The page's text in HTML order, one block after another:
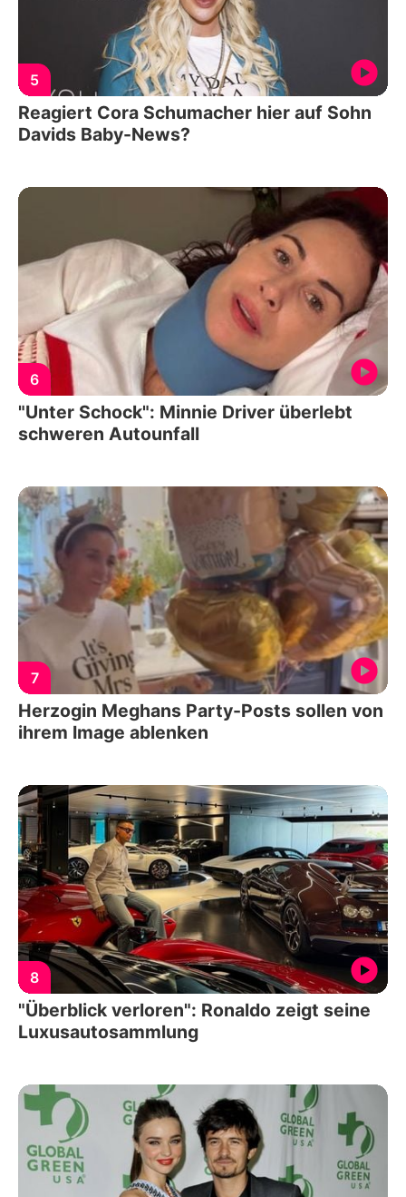
5
Reagiert Cora Schumacher hier auf Sohn
Davids Baby-News?
6
"Unter Schock": Minnie Driver überlebt
schweren Autounfall
7
Herzogin Meghans Party-Posts sollen von
ihrem Image ablenken
8
"Überblick verloren": Ronaldo zeigt seine
Luxusautosammlung